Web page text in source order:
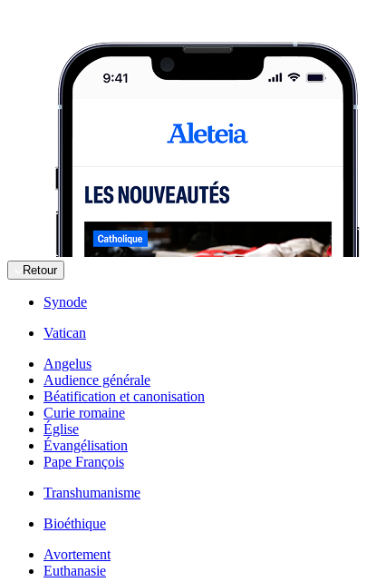
Retour
Synode
Vatican
Angelus
Audience générale
Béatification et canonisation
Curie romaine
Église
Évangélisation
Pape François
Transhumanisme
Bioéthique
Avortement
Euthanasie